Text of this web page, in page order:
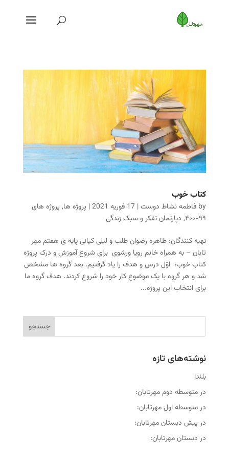
کتاب خوب
by فاطمه نشاط دوست| 17 فوریه 2021 | پروژه ها, پروژه های
۹۹-۴۰۰
, دپارتمان تفکر و سبک زندگی
تهیه کنندگان: طاهره رضوان طلب و لیلی کیانی پایه ی هفتم مهر
تابان – به همراه خانم رویا ورشوی برای شروع آموزش و درک پروژه
کتاب خوب، اوّل درس و هدف را یاد گرفتیم. بعد گروه ها مشخص
شد و هر گروه با یک موضوع کار خود را شروع کردند. هدف گروه ما
برای انتخاب این پروژه...
نوشته‌های تازه
بلندا
در متوسطه دوم مهرتابان:
در متوسطه اول مهرتابان:
در پیش دبستان مهرتابان:
در دبستان مهرتابان: